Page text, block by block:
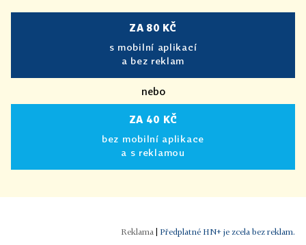
ZA 80 KČ
s mobilní aplikací
a bez reklam
nebo
ZA 40 KČ
bez mobilní aplikace
a s reklamou
Předplatné HN+ je zcela bez reklam.